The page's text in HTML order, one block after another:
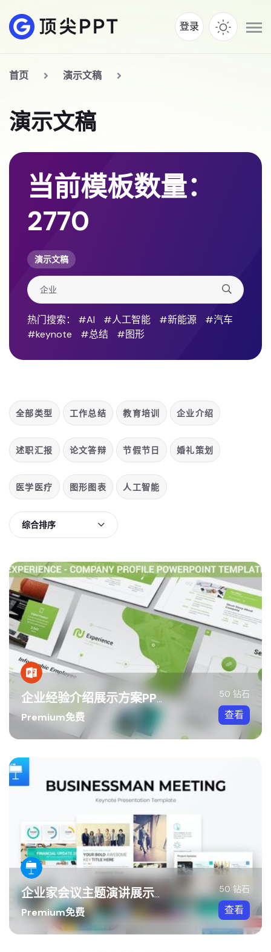
登录
首页 演示文稿
演示文稿
当前模板数量：
2770
演示文稿
热门搜索： #AI #人工智能 #新能源
#汽车
#keynote
#总结 #图形
全部类型 工作总结 教育培训 企业介绍
述职汇报 论文答辩 节假节日 婚礼策划
医学医疗 图形图表 人工智能
综合排序
企业经验介绍展示方案PPT模板
Premium免费
50 钻石
查看
企业家会议主题演讲展示Keynote模板
Premium免费
50 钻石
查看